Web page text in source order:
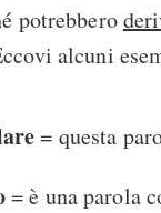
potrebbero
alcuni
= questa
= è una parola